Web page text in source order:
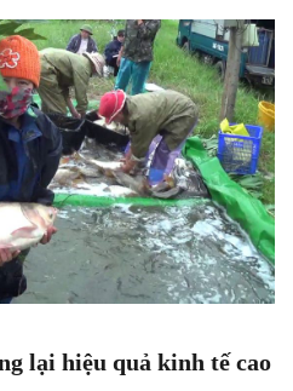
lại hiệu quả kinh tế cao